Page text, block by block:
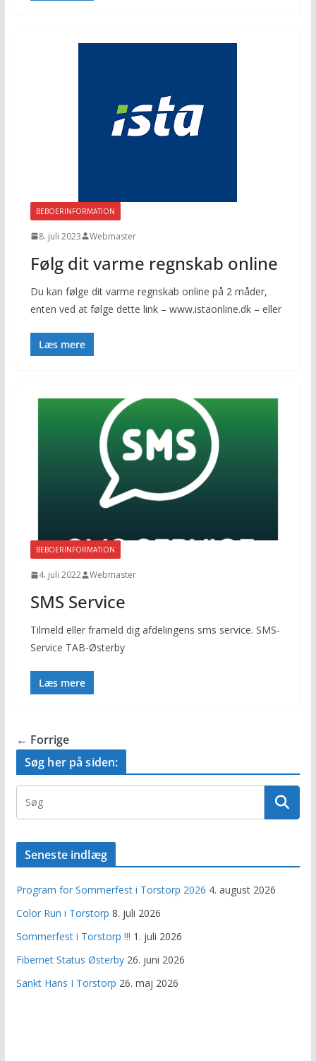
BEBOERINFORMATION
8. juli 2023 Webmaster
Følg dit varme regnskab online
Du kan følge dit varme regnskab online på 2 måder,
enten ved at følge dette link – www.istaonline.dk – eller
Læs mere
BEBOERINFORMATION
4. juli 2022 Webmaster
SMS Service
Tilmeld eller frameld dig afdelingens sms service. SMS-
Service TAB-Østerby
Læs mere
← Forrige
Søg her på siden:
Seneste indlæg
Program for Sommerfest i Torstorp 2026 4. august 2026
Color Run i Torstorp 8. juli 2026
Sommerfest i Torstorp !!! 1. juli 2026
Fibernet Status Østerby 26. juni 2026
Sankt Hans I Torstorp 26. maj 2026